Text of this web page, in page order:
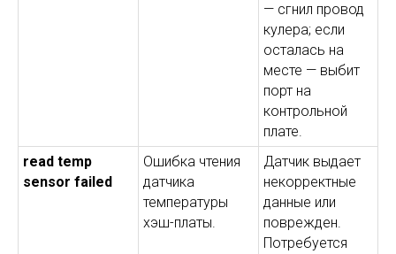
— сгнил провод
кулера; если
осталась на
месте — выбит
порт на
контрольной
плате.
read temp
sensor failed
Ошибка чтения
датчика
температуры
хэш-платы.
Датчик выдает
некорректные
данные или
поврежден.
Потребуется